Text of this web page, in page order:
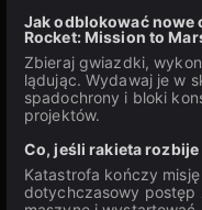
Jak odblokować nowe
Rocket: Mission to
Zbieraj gwiazdki,
lądując. Wydawaj je w
spadochrony i bloki
projektów.
Co, jeśli rakieta
Katastrofa kończy
dotychczasowy postęp